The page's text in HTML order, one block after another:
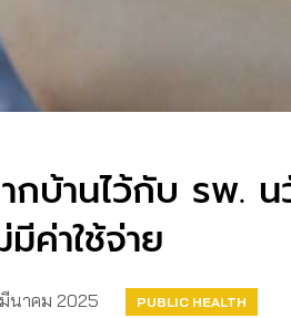
กบ้านไว้กับ รพ.
มีค่าใช้จ่าย
นาคม 2025
PUBLIC HEALTH